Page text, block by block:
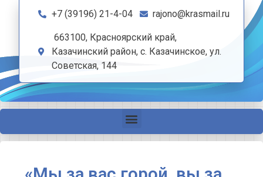
+7 (39196) 21-4-04 rajono@krasmail.ru
663100, Красноярский край,
Казачинский район, с. Казачинское, ул.
Советская, 144